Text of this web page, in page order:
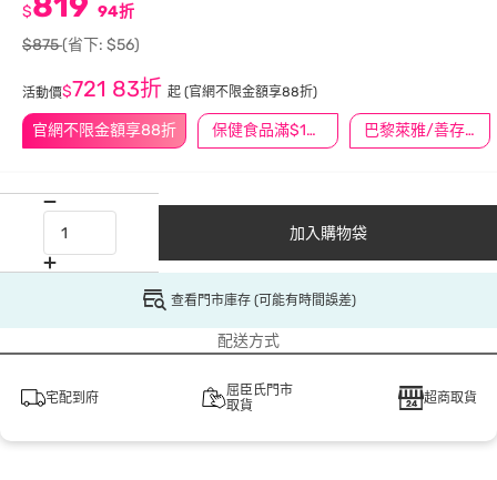
官網不限金額享88折 保健食品滿$1200送$100 巴黎萊雅/善存/挺立/克補滿$1588折$100
$
94折
$875(省下: $56)
活動價$721 83折 起 (官網不限金額享88折)
加入購物袋
查看門市庫存 (可能有時間誤差)
配送方式
宅配到府
屈臣氏門市
取貨
超商取貨